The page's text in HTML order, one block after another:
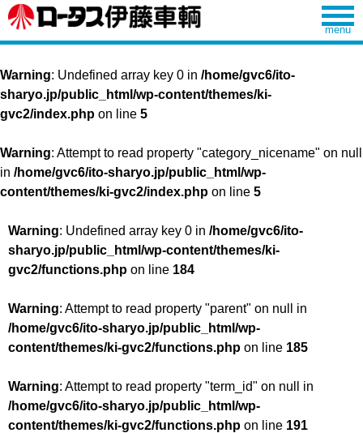
Warning: Undefined array key 0 in /home/gvc6/ito-
sharyo.jp/public_html/wp-content/themes/ki-
gvc2/index.php on line 5
Warning: Attempt to read property "category_nicename" on null
in /home/gvc6/ito-sharyo.jp/public_html/wp-
content/themes/ki-gvc2/index.php on line 5
Warning: Undefined array key 0 in /home/gvc6/ito-
sharyo.jp/public_html/wp-content/themes/ki-
gvc2/functions.php on line 184
Warning: Attempt to read property "parent" on null in
/home/gvc6/ito-sharyo.jp/public_html/wp-
content/themes/ki-gvc2/functions.php on line 185
Warning: Attempt to read property "term_id" on null in
/home/gvc6/ito-sharyo.jp/public_html/wp-
content/themes/ki-gvc2/functions.php on line 191